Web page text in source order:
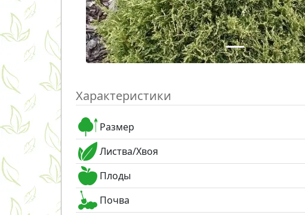
Характеристики
Размер
Листва/Хвоя
Плоды
Почва